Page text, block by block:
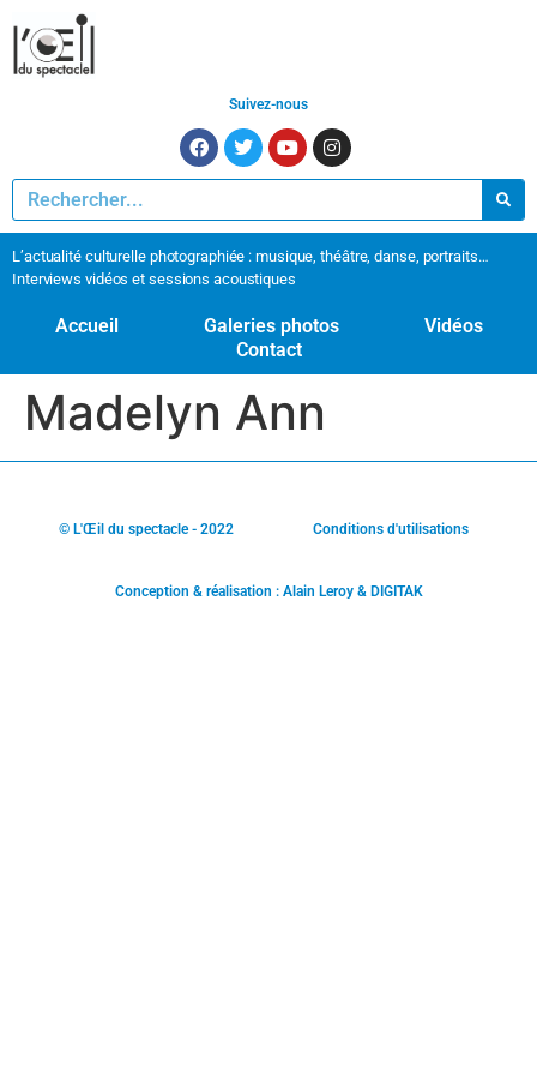
Suivez-nous
L’actualité culturelle photographiée : musique, théâtre, danse, portraits…
Interviews vidéos et sessions acoustiques
Accueil Galeries photos
Vidéos
Contact
Madelyn Ann
© L'Œil du spectacle - 2022 Conditions d'utilisations
Conception & réalisation : Alain Leroy & DIGITAK